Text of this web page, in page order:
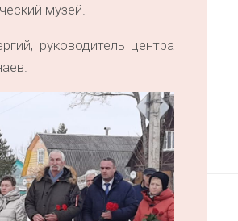
музей.
руководитель центра